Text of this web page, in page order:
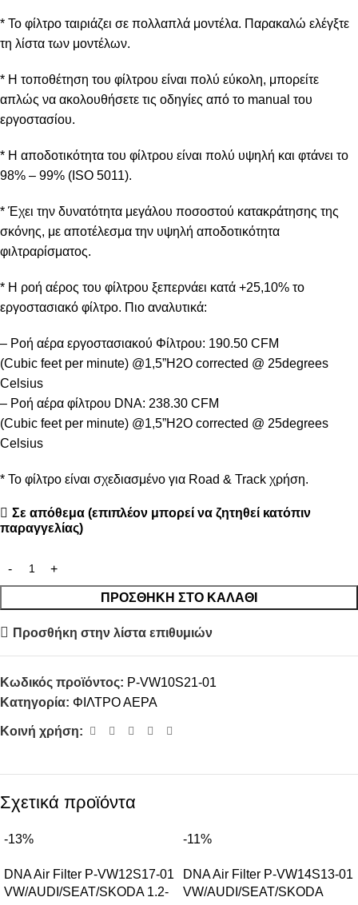
* Το φίλτρο ταιριάζει σε πολλαπλά μοντέλα. Παρακαλώ ελέγξτε
τη λίστα των μοντέλων.
* Η τοποθέτηση του φίλτρου είναι πολύ εύκολη, μπορείτε
απλώς να ακολουθήσετε τις οδηγίες από το manual του
εργοστασίου.
* Η αποδοτικότητα του φίλτρου είναι πολύ υψηλή και φτάνει το
98% – 99% (ISO 5011).
* Έχει την δυνατότητα μεγάλου ποσοστού κατακράτησης της
σκόνης, με αποτέλεσμα την υψηλή αποδοτικότητα
φιλτραρίσματος.
* Η ροή αέρος του φίλτρου ξεπερνάει κατά +25,10% το
εργοστασιακό φίλτρο. Πιο αναλυτικά:
– Ροή αέρα εργοστασιακού Φίλτρου: 190.50 CFM
(Cubic feet per minute) @1,5”H2O corrected @ 25degrees
Celsius
– Ροή αέρα φίλτρου DNA: 238.30 CFM
(Cubic feet per minute) @1,5”H2O corrected @ 25degrees
Celsius
* Το φίλτρο είναι σχεδιασμένο για Road & Track χρήση.
Σε απόθεμα (επιπλέον μπορεί να ζητηθεί κατόπιν
παραγγελίας)
ΠΡΟΣΘΉΚΗ ΣΤΟ ΚΑΛΆΘΙ
Προσθήκη στην λίστα επιθυμιών
Κωδικός προϊόντος: P-VW10S21-01
Κατηγορία: ΦΙΛΤΡΟ ΑΕΡΑ
Κοινή χρήση:
Σχετικά προϊόντα
-13%
DNA Air Filter P-VW12S17-01
VW/AUDI/SEAT/SKODA 1.2-
-11%
DNA Air Filter P-VW14S13-01
VW/AUDI/SEAT/SKODA